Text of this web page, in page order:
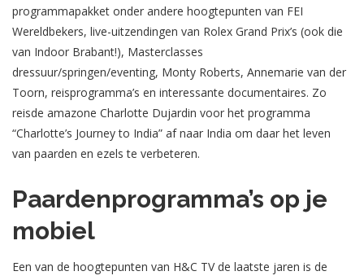
programmapakket onder andere hoogtepunten van FEI
Wereldbekers, live-uitzendingen van Rolex Grand Prix’s (ook die
van Indoor Brabant!), Masterclasses
dressuur/springen/eventing, Monty Roberts, Annemarie van der
Toorn, reisprogramma’s en interessante documentaires. Zo
reisde amazone Charlotte Dujardin voor het programma
“Charlotte’s Journey to India” af naar India om daar het leven
van paarden en ezels te verbeteren.
Paardenprogramma’s op je
mobiel
Een van de hoogtepunten van H&C TV de laatste jaren is de